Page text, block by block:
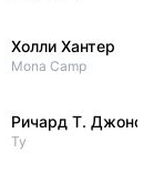
Холли Хантер
Mona Camp
Ричард Т. Джонс
Ty